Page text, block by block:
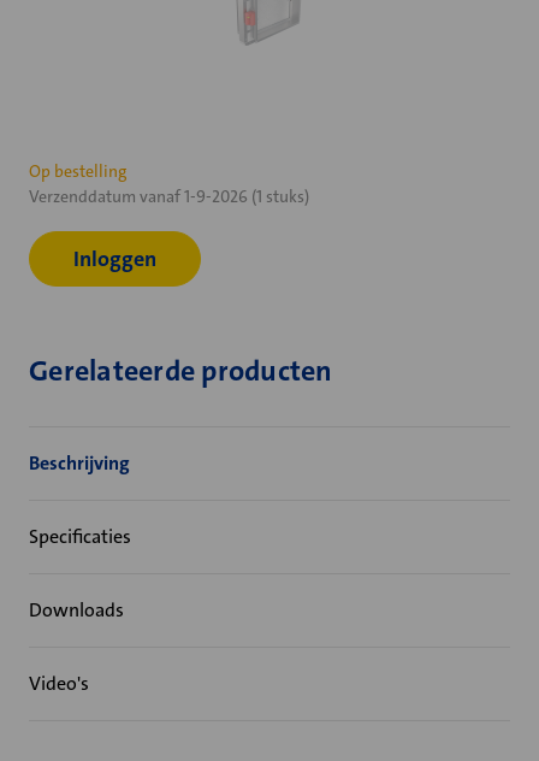
Huidige
voorraad:
Op bestelling
Verzenddatum vanaf 1-9-2026 (1 stuks)
Inloggen
Gerelateerde producten
Beschrijving
Specificaties
Downloads
Video's